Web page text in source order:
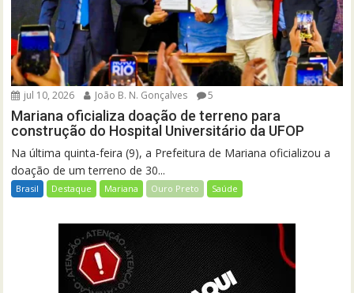
jul 10, 2026 João B. N. Gonçalves 5
Mariana oficializa doação de terreno para
construção do Hospital Universitário da UFOP
Na última quinta-feira (9), a Prefeitura de Mariana oficializou a
doação de um terreno de 30...
Brasil Destaque Mariana Ouro Preto Saúde